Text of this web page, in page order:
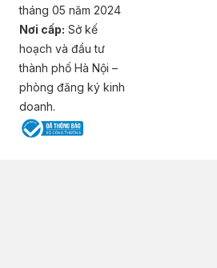
tháng 05 năm 2024
Nơi cấp: Sở kế
hoạch và đầu tư
thành phố Hà Nội –
phòng đăng ký kinh
doanh.